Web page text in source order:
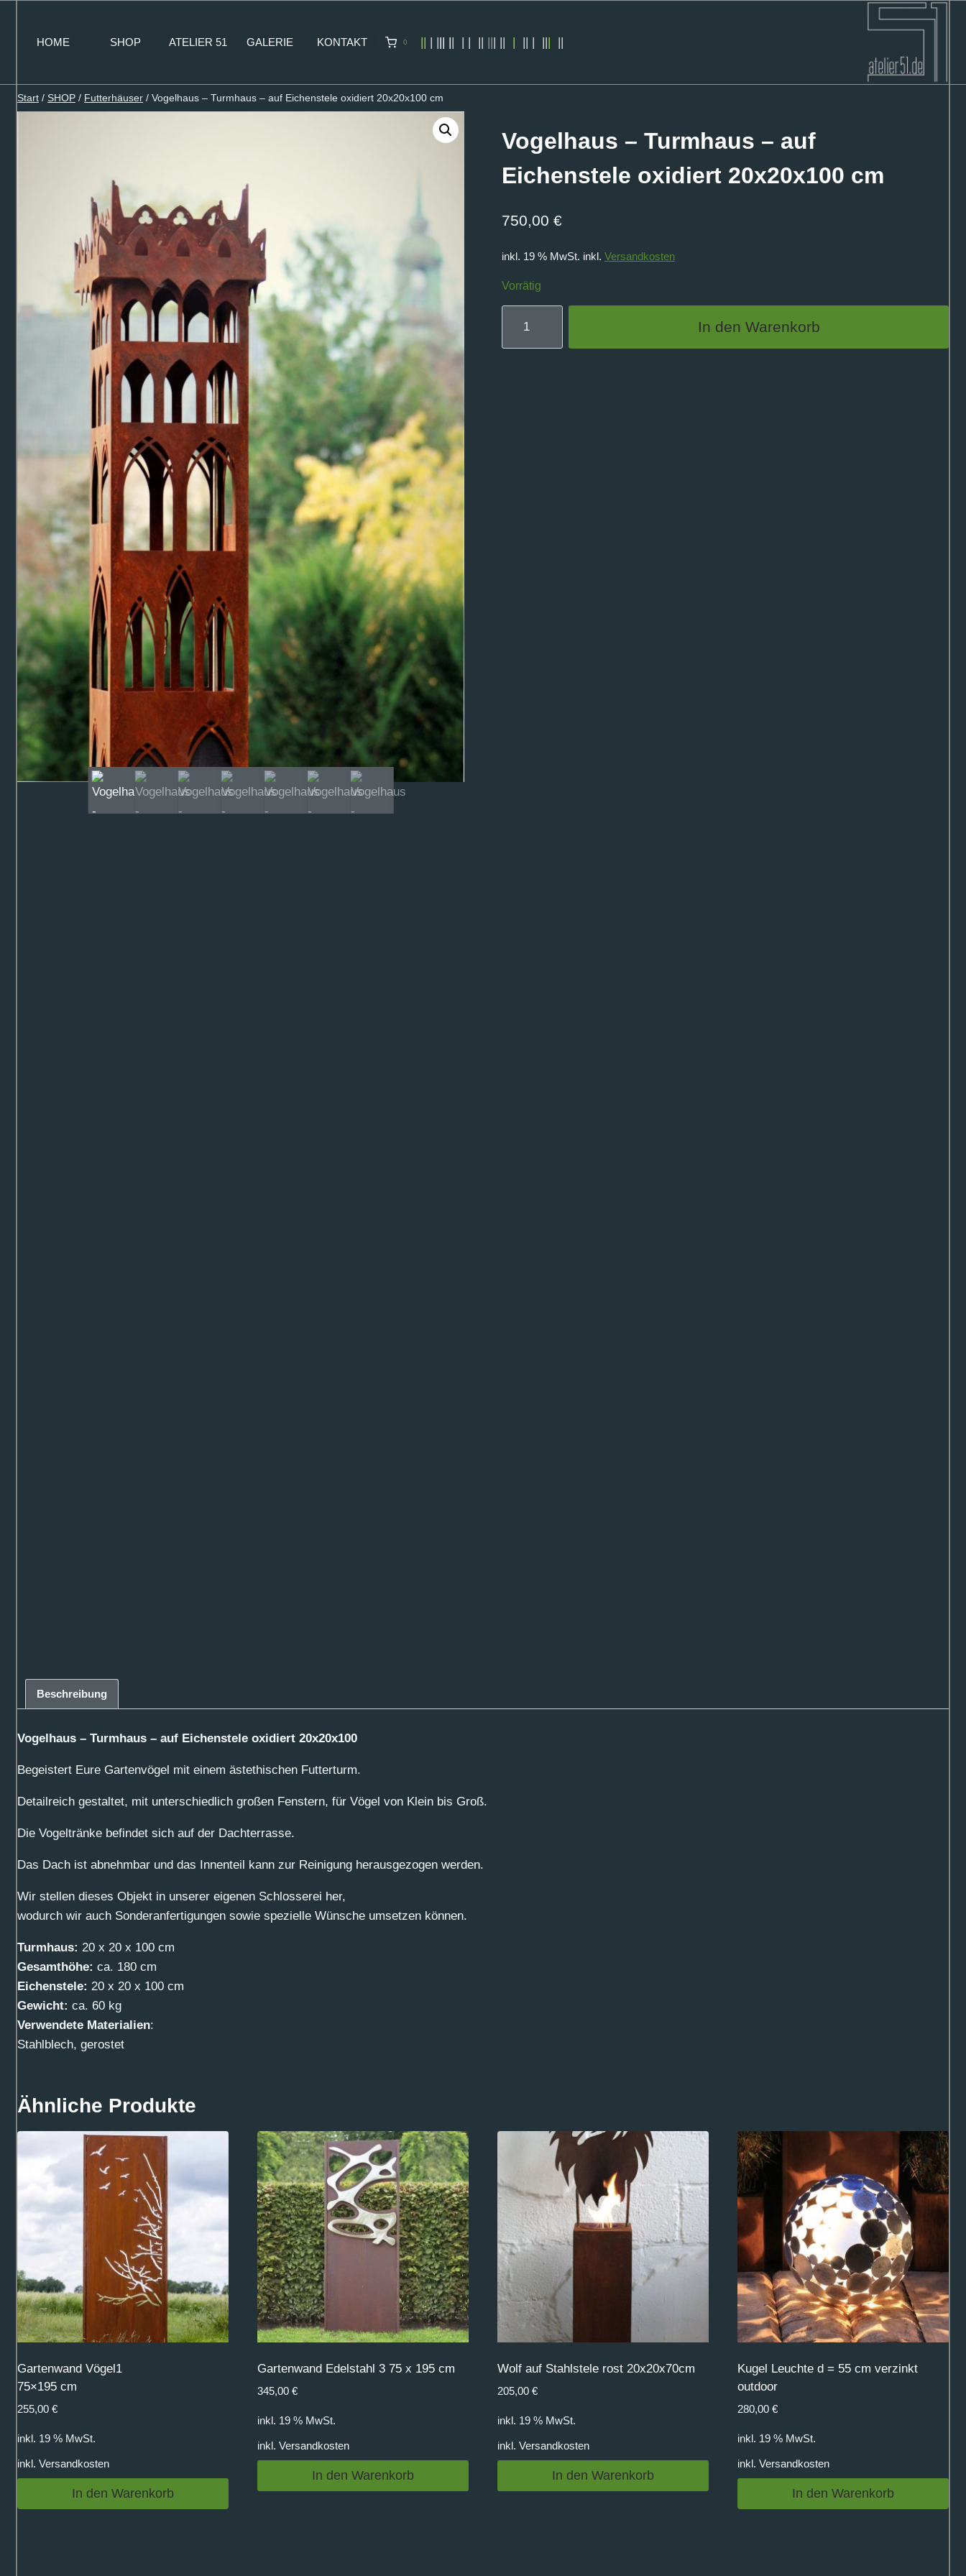
springen
HOME SHOP ATELIER 51 GALERIE KONTAKT 0
Start / SHOP / Futterhäuser / Vogelhaus – Turmhaus – auf Eichenstele oxidiert 20x20x100 cm
Vogelhaus – Turmhaus – auf
Eichenstele oxidiert 20x20x100 cm
750,00 €
inkl. 19 % MwSt. inkl. Versandkosten
Vorrätig
In den Warenkorb
Beschreibung
Vogelhaus – Turmhaus – auf Eichenstele oxidiert 20x20x100
Begeistert Eure Gartenvögel mit einem ästethischen Futterturm.
Detailreich gestaltet, mit unterschiedlich großen Fenstern, für Vögel von Klein bis Groß.
Die Vogeltränke befindet sich auf der Dachterrasse.
Das Dach ist abnehmbar und das Innenteil kann zur Reinigung herausgezogen werden.
Wir stellen dieses Objekt in unserer eigenen Schlosserei her,
wodurch wir auch Sonderanfertigungen sowie spezielle Wünsche umsetzen können.
Turmhaus: 20 x 20 x 100 cm
Gesamthöhe: ca. 180 cm
Eichenstele: 20 x 20 x 100 cm
Gewicht: ca. 60 kg
Verwendete Materialien:
Stahlblech, gerostet
Ähnliche Produkte
Gartenwand Vögel1
75×195 cm
255,00 €
inkl. 19 % MwSt.
inkl. Versandkosten
In den Warenkorb
Gartenwand Edelstahl 3 75 x 195 cm
345,00 €
inkl. 19 % MwSt.
inkl. Versandkosten
In den Warenkorb
Wolf auf Stahlstele rost 20x20x70cm
205,00 €
inkl. 19 % MwSt.
inkl. Versandkosten
In den Warenkorb
Kugel Leuchte d = 55 cm verzinkt
outdoor
280,00 €
inkl. 19 % MwSt.
inkl. Versandkosten
In den Warenkorb